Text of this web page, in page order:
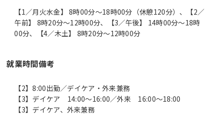
【1／月火水金】 8時00分〜18時00分（休憩120分）、【2／
午前】 8時20分〜12時00分、【3／午後】 14時00分〜18時
00分、【4／木土】 8時20分〜12時00分
就業時間備考
【2】8:00出勤／デイケア・外来兼務
【3】デイケア 14:00～16:00／外来 16:00～18:00